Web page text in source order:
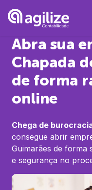
Abra sua
Chapada
de forma
online
Chega de
consegue abrir
Guimarães de forma
e segurança no